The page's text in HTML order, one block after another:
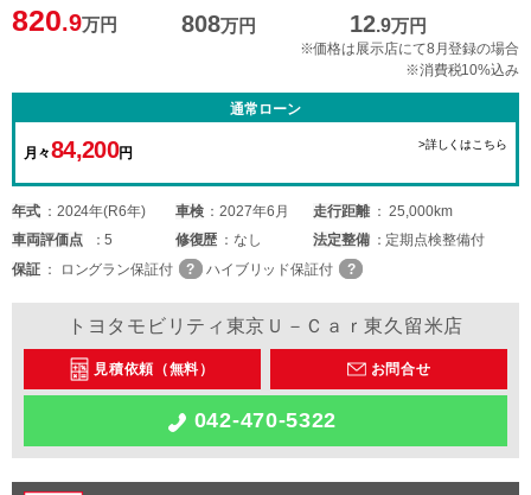
820.9万円 808万円 12.9万円
※価格は展示店にて8月登録の場合
※消費税10%込み
通常ローン
月々84,200円
>詳しくはこちら
年式 2024年(R6年) 車検 2027年6月 走行距離
25,000km
車両評価点 5 修復歴 なし 法定整備
定期点検整備付
保証
ロングラン保証付 ハイブリッド保証付
トヨタモビリティ東京Ｕ－Ｃａｒ東久留米店
見積依頼（無料） お問合せ
042-470-5322